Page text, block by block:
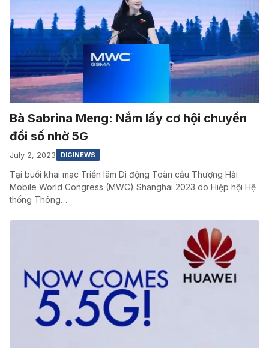
Bà Sabrina Meng: Nắm lấy cơ hội chuyển
đổi số nhờ 5G
July 2, 2023 DIGINEWS
Tại buổi khai mạc Triển lãm Di động Toàn cầu Thượng Hải
Mobile World Congress (MWC) Shanghai 2023 do Hiệp hội Hệ
thống Thông…